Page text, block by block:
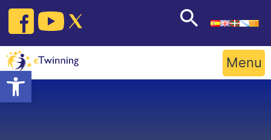
Open toolbar
Skip
content
Menu